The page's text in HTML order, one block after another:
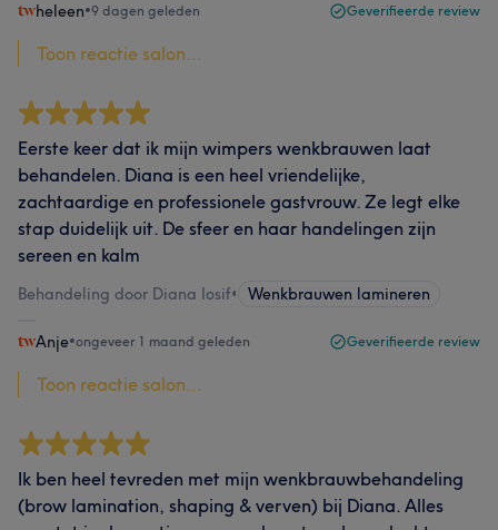
heleen•9 dagen geleden Geverifieerde review
Toon reactie salon...
Eerste keer dat ik mijn wimpers wenkbrauwen laat
behandelen. Diana is een heel vriendelijke,
zachtaardige en professionele gastvrouw. Ze legt elke
stap duidelijk uit. De sfeer en haar handelingen zijn
sereen en kalm
Behandeling door Diana Iosif• Wenkbrauwen lamineren
Anje•ongeveer 1 maand geleden Geverifieerde review
Toon reactie salon...
Ik ben heel tevreden met mijn wenkbrauwbehandeling
(brow lamination, shaping & verven) bij Diana. Alles